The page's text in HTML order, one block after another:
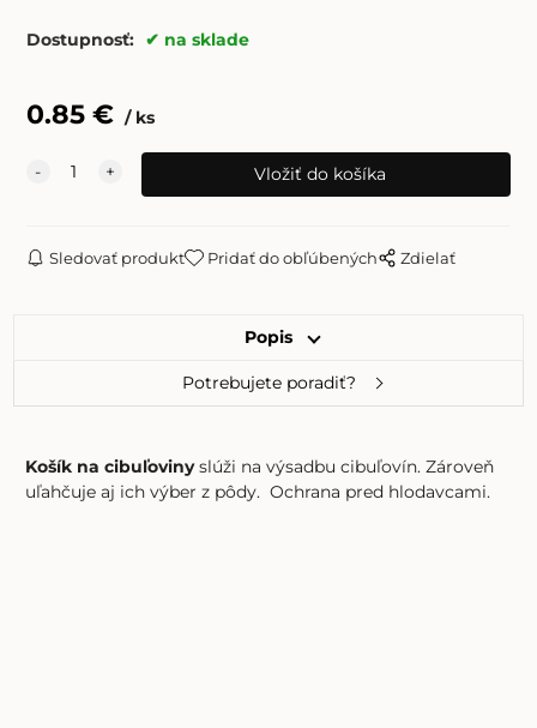
Dostupnosť: na sklade
0.85€ ks
Sledovať produkt Pridať do obľúbených Zdielať
Popis
Potrebujete poradiť?
Košík na cibuľovinyslúži na výsadbu cibuľovín. Zároveň
uľahčuje aj ich výber z pôdy. Ochrana pred hlodavcami.